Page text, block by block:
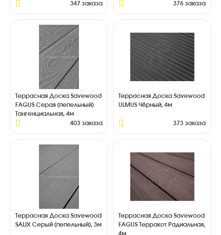
347 заказа
376 заказа
Террасная Доска Savewood
FAGUS Серая (пепельный)
Тангенциальная, 4м
403 заказа
Террасная Доска Savewood
ULMUS Чёрный, 4м
373 заказа
Террасная Доска Savewood
SALIX Серый (пепельный), 3м
Террасная Доска Savewood
FAGUS Терракот Радиальная,
4м